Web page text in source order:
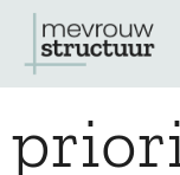
naar
inhoud